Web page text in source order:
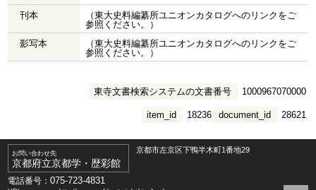
刊本
（東大史料編纂所ユニオンカタログへのリンクをご
参照ください。）
影写本
（東大史料編纂所ユニオンカタログへのリンクをご
参照ください。）
東寺文書検索システムの文書番号 1000967070000
document_id 28621
item_id 18236
お問い合わせ先
京都府立京都学・歴彩館
京都市左京区下鴨半木町1番地29
電話番号：075-723-4831